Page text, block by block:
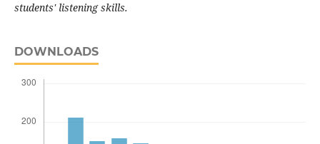
students' listening skills.
DOWNLOADS